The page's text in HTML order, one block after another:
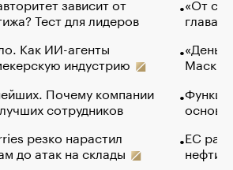
Тест для лидеров
Как ИИ-агенты
индустрию
Почему компании
сотрудников
резко нарастил
до атак на склады
глава
Маск в
основ
ЕС
нефти